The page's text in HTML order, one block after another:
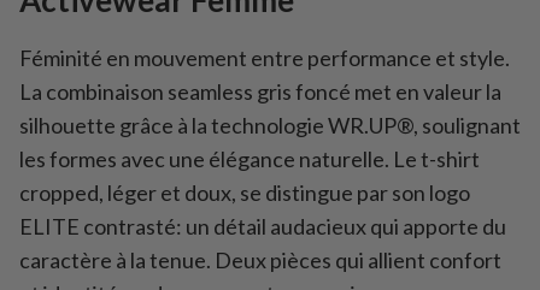
Féminité en mouvement entre performance et style.
La combinaison seamless gris foncé met en valeur la
silhouette grâce à la technologie WR.UP®, soulignant
les formes avec une élégance naturelle. Le t-shirt
cropped, léger et doux, se distingue par son logo
ELITE contrasté: un détail audacieux qui apporte du
caractère à la tenue. Deux pièces qui allient confort